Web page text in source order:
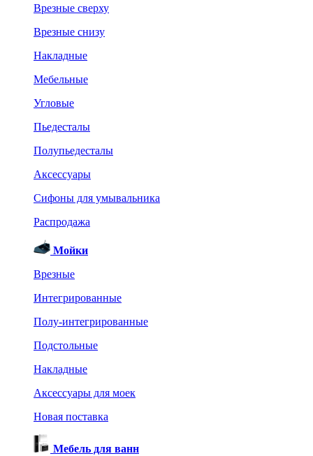
Врезные сверху
Врезные снизу
Накладные
Мебельные
Угловые
Пьедесталы
Полупьедесталы
Аксессуары
Сифоны для умывальника
Распродажа
Мойки
Врезные
Интегрированные
Полу-интегрированные
Подстольные
Накладные
Аксессуары для моек
Новая поставка
Мебель для ванн